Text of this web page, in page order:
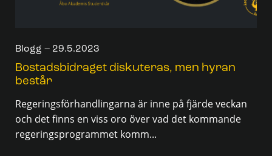
Blogg – 29.5.2023
Bostadsbidraget diskuteras, men hyran
består
Regeringsförhandlingarna är inne på fjärde veckan
och det finns en viss oro över vad det kommande
regeringsprogrammet komm...